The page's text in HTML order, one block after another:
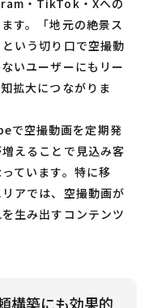
す。「地元の絶景ス
いう切り口で空撮動
いユーザーにもリー
拡大につながりま
で空撮動画を定期発
えることで見込み客
ています。特に移
アでは、空撮動画が
生み出すコンテンツ
構築にも効果的